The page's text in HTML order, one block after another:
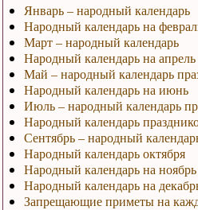
Январь – народный календарь
Народный календарь на
Март – народный календарь
Народный календарь на апрель
Май – народный календарь
Народный календарь на июнь
Июль – народный календарь
Народный календарь
Сентябрь – народный
Народный календарь октября
Народный календарь на ноябрь
Народный календарь на
Запрещающие приметы на